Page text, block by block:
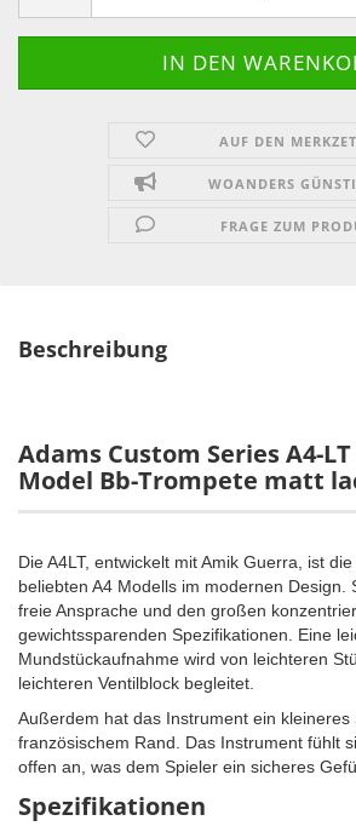
AUF DEN
WOANDERS
FRAGE ZUM
Beschreibung
Adams Custom Series A4-
Model Bb-Trompete matt
Die A4LT, entwickelt mit Amik Guerra, ist
beliebten A4 Modells im modernen Design.
freie Ansprache und den großen
gewichtssparenden Spezifikationen. Eine
Mundstückaufnahme wird von leichteren
leichteren Ventilblock begleitet.
Außerdem hat das Instrument ein kleineres
französischem Rand. Das Instrument fühlt
offen an, was dem Spieler ein sicheres
Spezifikationen